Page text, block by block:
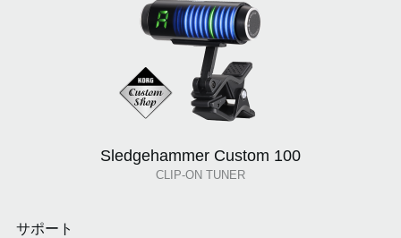
Sledgehammer Custom 100
CLIP-ON TUNER
サポート